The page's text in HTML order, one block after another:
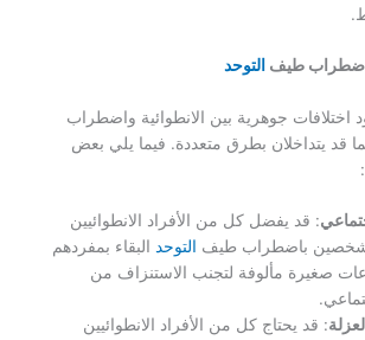
اضطراب طيف التوحد
جوهرية بين الانطوائية واضطراب
قد يتداخلان بطرق متعددة. فيما يلي بعض
: قد يفضل كل من الأفراد الانطوائيين
باضطراب طيف التوحد البقاء بمفردهم
صغيرة مألوفة لتجنب الاستنزاف من
: قد يحتاج كل من الأفراد الانطوائيين